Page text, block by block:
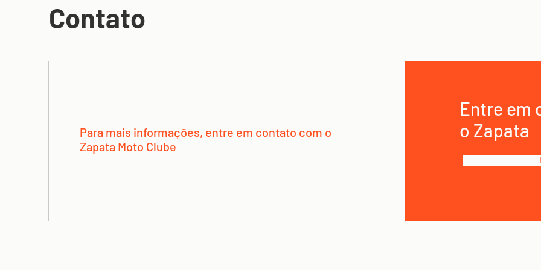
Contato
Para mais informações, entre em contato com o
Zapata Moto Clube
Entre em
o Zapata